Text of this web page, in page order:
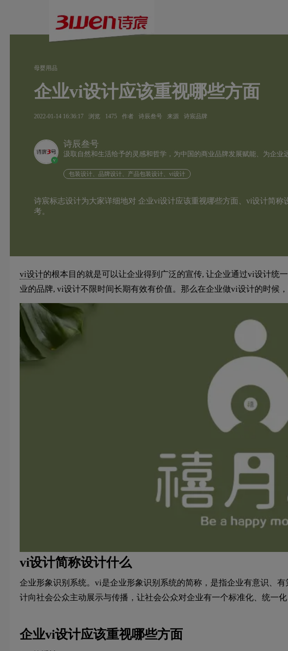
母婴用品
企业vi设计应该重视哪些方面
2022-01-14 16:36:17 浏览 1475 作者 诗辰叁号 来源 诗宸品牌
v
诗辰叁号
汲取自然和生活给予的灵感和哲学，为中国的商业品牌发展赋能、为企业
包装设计、品牌设计、产品包装设计、vi设计
诗宸标志设计为大家详细地对 企业vi设计应该重视哪些方面、vi设计简
考。
vi设计的根本目的就是可以让企业得到广泛的宣传, 让企业通过vi设计统
业的品牌, vi设计不限时间长期有效有价值。那么在企业做vi设计的时候
vi设计简称设计什么
企业形象识别系统。vi是企业形象识别系统的简称，是指企业有意识、
计向社会公众主动展示与传播，让社会公众对企业有一个标准化、统一
企业vi设计应该重视哪些方面